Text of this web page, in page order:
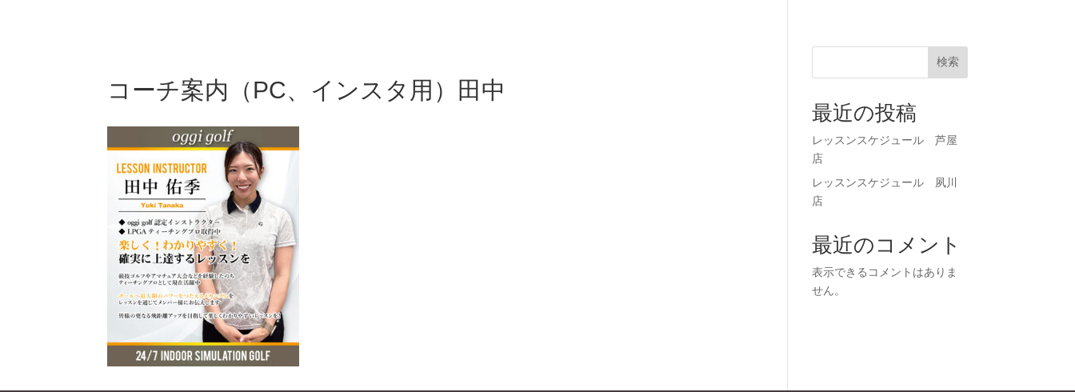
コーチ案内（PC、インスタ用）田中
検索
最近の投稿
レッスンスケジュール 芦屋
店
レッスンスケジュール 夙川
店
最近のコメント
表示できるコメントはありま
せん。